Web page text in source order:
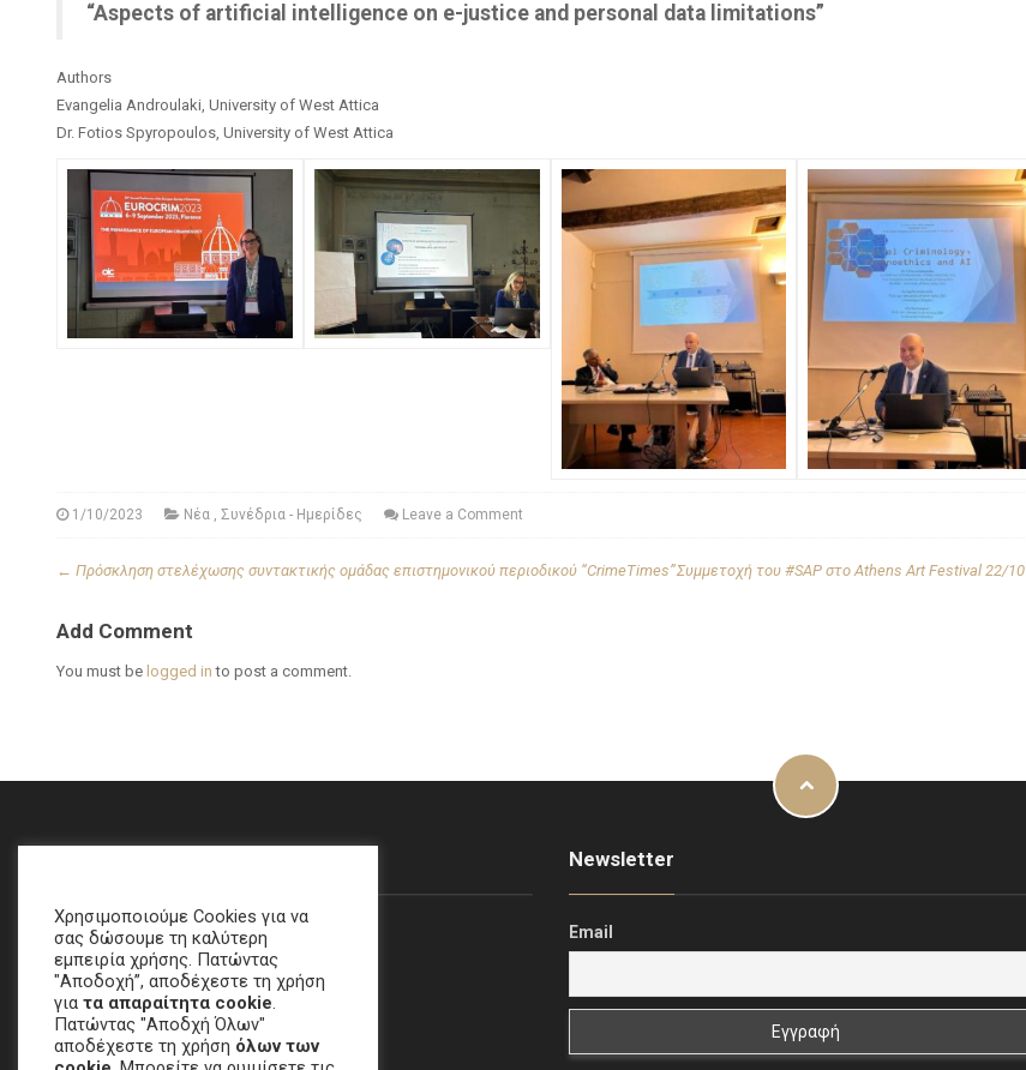
“Aspects of artificial intelligence on e-justice and personal data limitations”
Authors
Evangelia Androulaki, University of West Attica
Dr. Fotios Spyropoulos, University of West Attica
1/10/2023 Νέα, Συνέδρια - Ημερίδες Leave a Comment
← Πρόσκληση στελέχωσης συντακτικής ομάδας επιστημονικού περιοδικού “CrimeTimes”Συμμετοχή του #SAP στο Athens Art Festival 22/10
Add Comment
You must be logged in to post a comment.
Newsletter
Email
Χρησιμοποιούμε Cookies για να
σας δώσουμε τη καλύτερη
εμπειρία χρήσης. Πατώντας
"Αποδοχή”, αποδέχεστε τη χρήση
για τα απαραίτητα cookie.
Πατώντας "Αποδχή Όλων"
αποδέχεστε τη χρήση όλων των